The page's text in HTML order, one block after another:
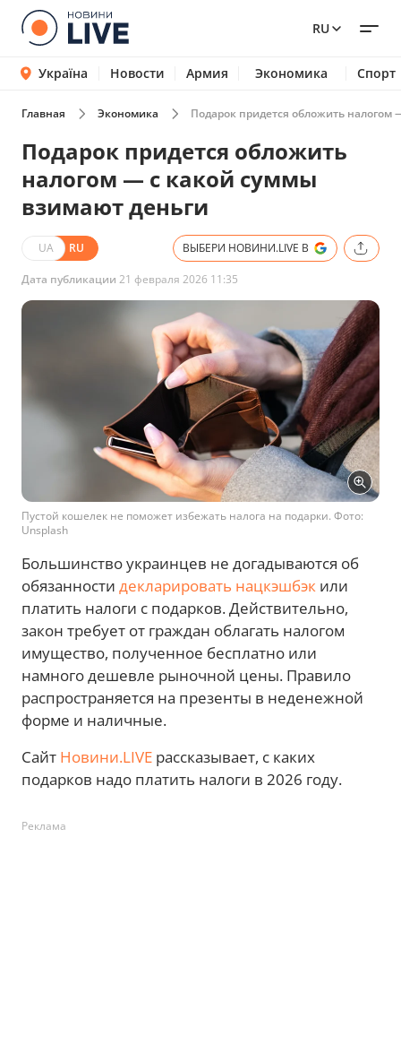
RU
Україна Новости Армия Экономика Спорт
Главная Экономика Подарок придется обложить
Подарок придется обложить
налогом — с какой суммы
взимают деньги
UA RU ВЫБЕРИ НОВИНИ.LIVE В
Дата публикации 21 февраля 2026 11:35
Пустой кошелек не поможет избежать налога на подарки. Фото:
Unsplash
Большинство украинцев не догадываются об
обязанности декларировать нацкэшбэк или
платить налоги с подарков. Действительно,
закон требует от граждан облагать налогом
имущество, полученное бесплатно или
намного дешевле рыночной цены. Правило
распространяется на презенты в неденежной
форме и наличные.
Сайт Новини.LIVE рассказывает, с каких
подарков надо платить налоги в 2026 году.
Реклама